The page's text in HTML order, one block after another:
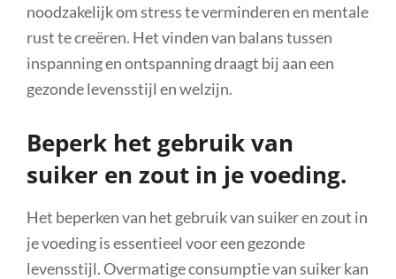
noodzakelijk om stress te verminderen en mentale
rust te creëren. Het vinden van balans tussen
inspanning en ontspanning draagt bij aan een
gezonde levensstijl en welzijn.
Beperk het gebruik van
suiker en zout in je voeding.
Het beperken van het gebruik van suiker en zout in
je voeding is essentieel voor een gezonde
levensstijl. Overmatige consumptie van suiker kan